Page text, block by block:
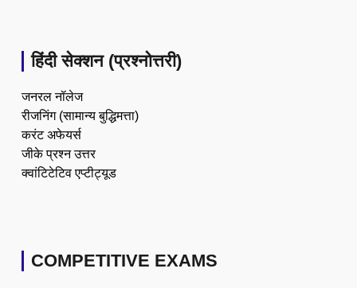
हिंदी सेक्शन (प्रश्नोत्तरी)
जनरल नॉलेज
रीजनिंग (सामान्य बुद्धिमत्ता)
करंट अफेयर्स
जीके प्रश्न उत्तर
क्वांटिटेटिव एप्टीट्यूड
COMPETITIVE EXAMS